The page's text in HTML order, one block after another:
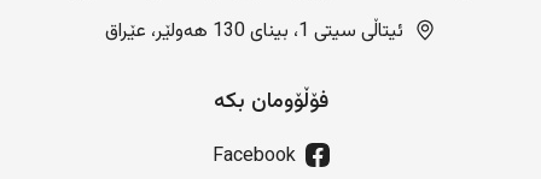
ئیتاڵی سیتی 1، بینای 130 هەولێر، عێراق
فۆڵۆومان بکە
Facebook